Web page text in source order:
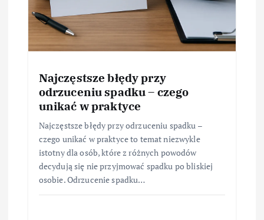
Najczęstsze błędy przy
odrzuceniu spadku – czego
unikać w praktyce
Najczęstsze błędy przy odrzuceniu spadku –
czego unikać w praktyce to temat niezwykle
istotny dla osób, które z różnych powodów
decydują się nie przyjmować spadku po bliskiej
osobie. Odrzucenie spadku…